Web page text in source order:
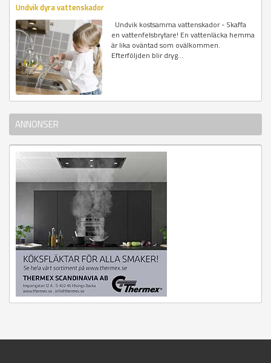
Undvik dyra vattenskador
Undvik kostsamma vattenskador - Skaffa
en vattenfelsbrytare! En vattenläcka hemma
är lika oväntad som ovälkommen.
Efterföljden blir dryg...
ANNONSER